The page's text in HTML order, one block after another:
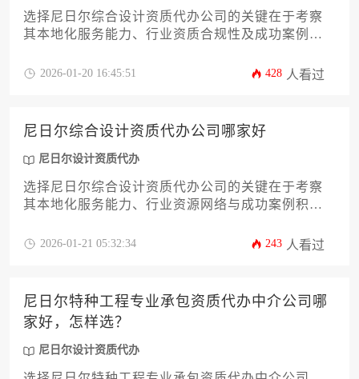
选择尼日尔综合设计资质代办公司的关键在于考察
其本地化服务能力、行业资质合规性及成功案例经
等方式筛选专业可靠的服务商。
2026-01-20 16:45:51 428 人看过
尼日尔综合设计资质代办公司哪家好
尼日尔设计资质代办
选择尼日尔综合设计资质代办公司的关键在于考察
其本地化服务能力、行业资源网络与成功案例积
部门协调及风险规避等核心优势，能帮助企业高效
2026-01-21 05:32:34 243 人看过
尼日尔特种工程专业承包资质代办中介公司哪
家好，怎样选？
尼日尔设计资质代办